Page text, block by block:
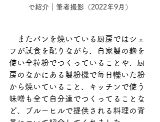
で紹介｜筆者撮影（2022年9月）
またパンを焼いている厨房ではシェ
フが試食を配りながら、自家製の麹を
使い全粒粉でつくっていることや、厨
房のなかにある製粉機で毎日轢いた粉
から焼いていること、キッチンで使う
味噌も全て自分達でつくってることな
ど、ブルーヒルで提供される料理の背